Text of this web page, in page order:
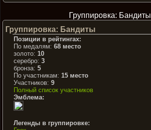
Группировка: Бандиты
Группировка: Бандиты
Позиции в рейтингах:
По медалям: 68 место
золото: 10
серебро: 3
бронза: 5
По участникам: 15 место
Участников: 9
Полный список участников
Эмблема:
Легенды в группировке: